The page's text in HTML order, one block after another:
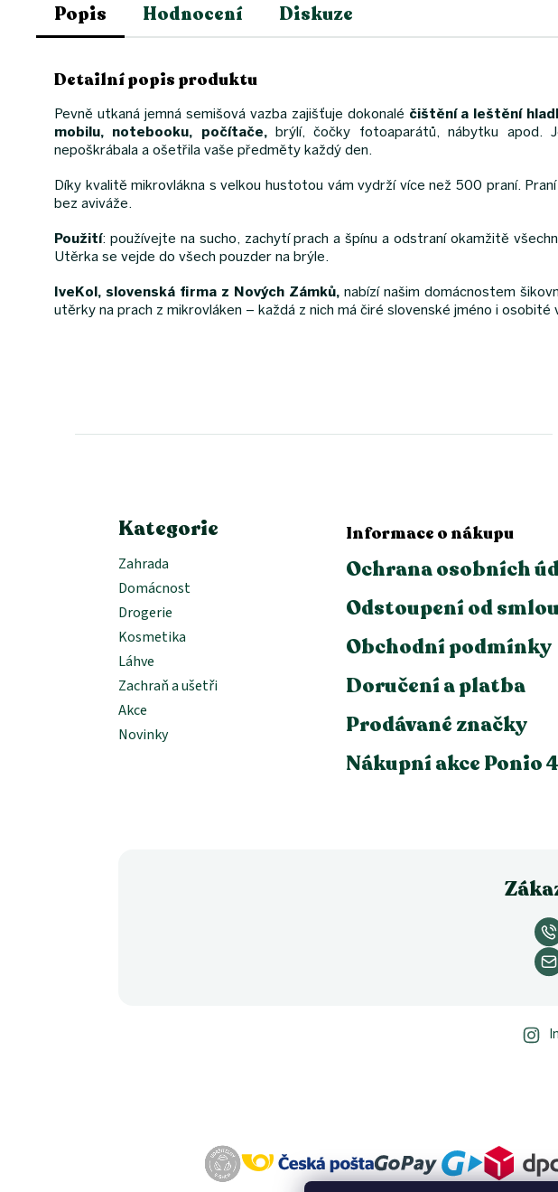
Popis Hodnocení Diskuze
Detailní popis produktu
Pevně ​​utkaná jemná semišová vazba zajišťuje dokonalé čištění a leštění
mobilu, notebooku, počítače,brýlí, čočky fotoaparátů, nábytku apod.
nepoškrábala a ošetřila vaše předměty každý den.
Díky kvalitě mikrovlákna s velkou hustotou vám vydrží více než 500 praní.
bez aviváže.
Použití: používejte na sucho, zachytí prach a špínu a odstraní okamžitě
Utěrka se vejde do všech pouzder na brýle.
IveKol, slovenská firma z Nových Zámků, nabízí našim domácnostem
utěrky na prach z mikrovláken – každá z nich má čiré slovenské jméno i osobité
Kategorie
Zahrada
Domácnost
Drogerie
Kosmetika
Láhve
Zachraň a ušetři
Akce
Novinky
Informace o nákupu
Ochrana osobních
Odstoupení od
Obchodní podmínky
Doručení a platba
Prodávané značky
Nákupní akce Ponio